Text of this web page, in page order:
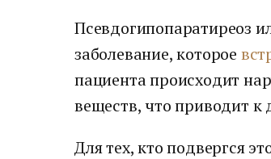
Псевдогипопаратиреоз
заболевание, которое
пациента происходит
веществ, что приводит к
Для тех, кто подвергся